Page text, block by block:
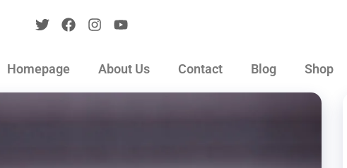
Homepage About Us Contact Blog Shop